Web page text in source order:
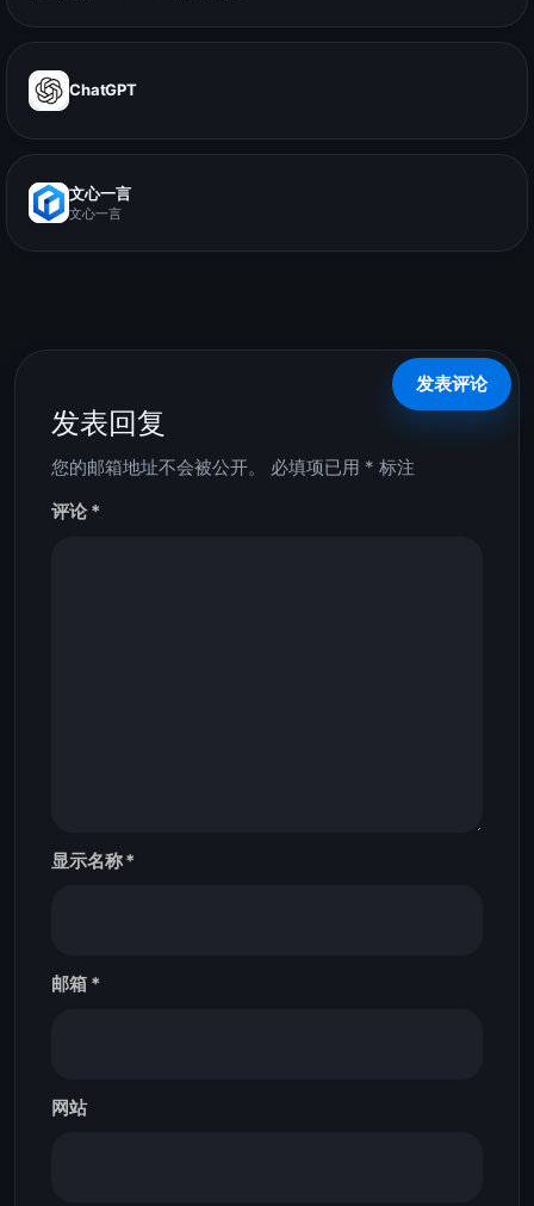
ChatGPT
文心一言
文心一言
发表回复
您的邮箱地址不会被公开。 必填项已用 * 标注
评论*
显示名称*
邮箱 *
网站